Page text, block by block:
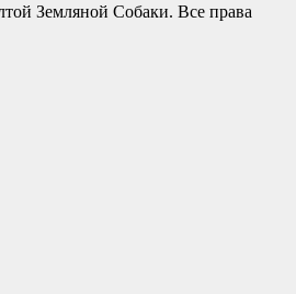
Земляной Собаки. Все права